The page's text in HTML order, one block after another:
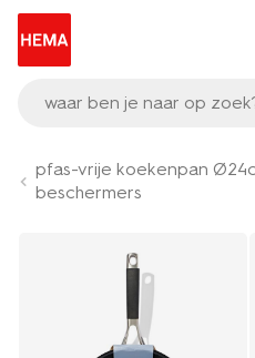
waar ben je naar op
pfas-vrije koekenpan
beschermers
Product-